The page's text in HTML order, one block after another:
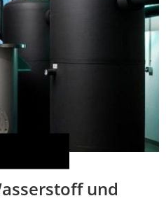
und